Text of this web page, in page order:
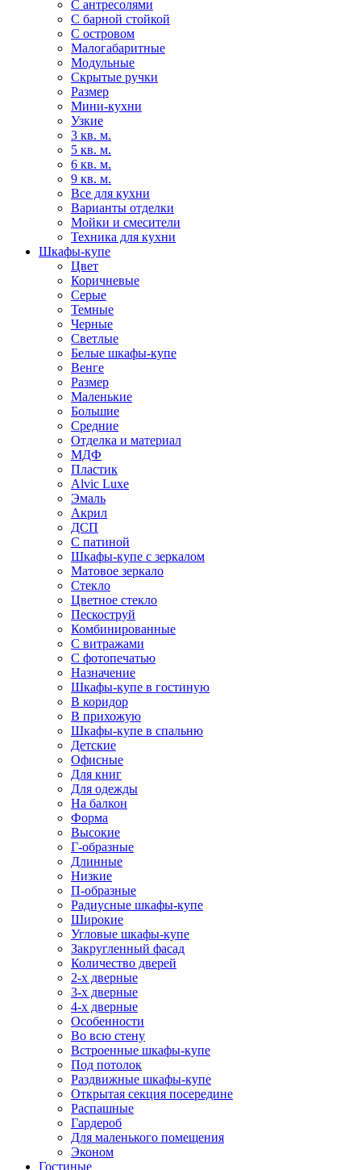
С антресолями
С барной стойкой
С островом
Малогабаритные
Модульные
Скрытые ручки
Размер
Мини-кухни
Узкие
3 кв. м.
5 кв. м.
6 кв. м.
9 кв. м.
Все для кухни
Варианты отделки
Мойки и смесители
Техника для кухни
Шкафы-купе
Цвет
Коричневые
Серые
Темные
Черные
Светлые
Белые шкафы-купе
Венге
Размер
Маленькие
Большие
Средние
Отделка и материал
МДФ
Пластик
Alvic Luxe
Эмаль
Акрил
ДСП
С патиной
Шкафы-купе с зеркалом
Матовое зеркало
Стекло
Цветное стекло
Пескоструй
Комбинированные
С витражами
С фотопечатью
Назначение
Шкафы-купе в гостиную
В коридор
В прихожую
Шкафы-купе в спальню
Детские
Офисные
Для книг
Для одежды
На балкон
Форма
Высокие
Г-образные
Длинные
Низкие
П-образные
Радиусные шкафы-купе
Широкие
Угловые шкафы-купе
Закругленный фасад
Количество дверей
2-х дверные
3-х дверные
4-х дверные
Особенности
Во всю стену
Встроенные шкафы-купе
Под потолок
Раздвижные шкафы-купе
Открытая секция посередине
Распашные
Гардероб
Для маленького помещения
Эконом
Гостиные